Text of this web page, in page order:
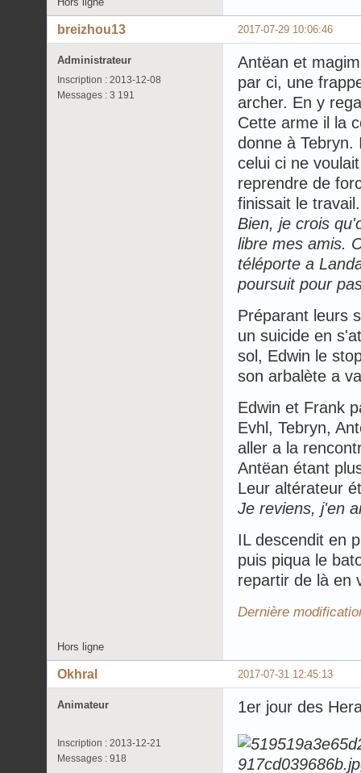
2017-07-29 10:06:46
breizhou13
Administrateur
Inscription : 2013-12-08
Messages : 3 191
Antëan et
par ci, une
archer. En y
Cette arme il la
donne à Tebryn.
celui ci ne
reprendre de
finissait le travail.
Bien, je crois
libre mes amis.
téléporte a
poursuit pour
Préparant leurs
un suicide en
sol, Edwin le
son arbalète a
Edwin et Frank
Evhl, Tebryn,
aller a la
Antëan étant
Leur altérateur
Je reviens, j'en
IL descendit en
puis piqua le
repartir de là en
Dernière
Hors ligne
2017-07-31 12:45:13
Okhral
Animateur
Inscription : 2013-12-21
Messages : 918
1er jour des